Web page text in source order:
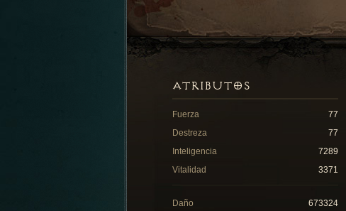
ATRIBUTOS
Fuerza
77
Destreza
77
Inteligencia
7289
Vitalidad
3371
Daño
673324